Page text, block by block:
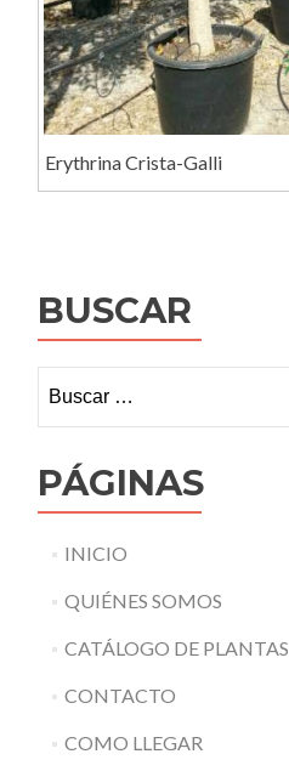
Erythrina Crista-Galli
BUSCAR
PÁGINAS
INICIO
QUIÉNES SOMOS
CATÁLOGO DE PLANTAS
CONTACTO
COMO LLEGAR